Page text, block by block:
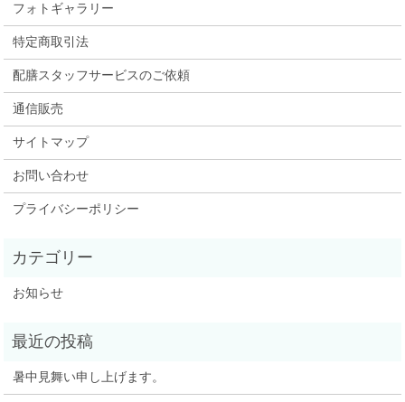
フォトギャラリー
特定商取引法
配膳スタッフサービスのご依頼
通信販売
サイトマップ
お問い合わせ
プライバシーポリシー
お知らせ
暑中見舞い申し上げます。